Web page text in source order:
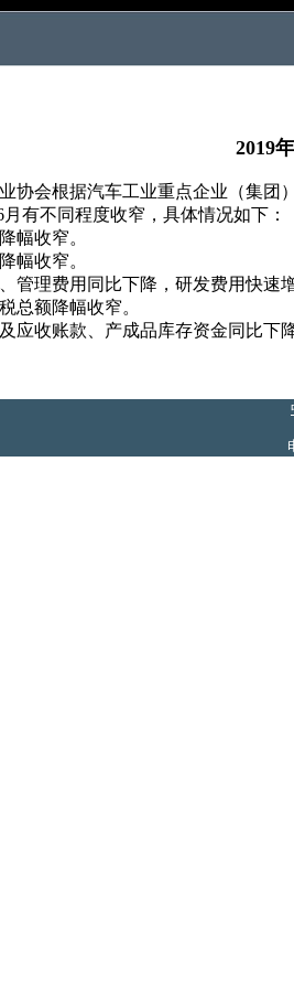
2019
协会根据汽车工业重点企业（集团
有不同程度收窄，具体情况如下：
幅收窄。
幅收窄。
管理费用同比下降，研发费用快速增
总额降幅收窄。
应收账款、产成品库存资金同比下降